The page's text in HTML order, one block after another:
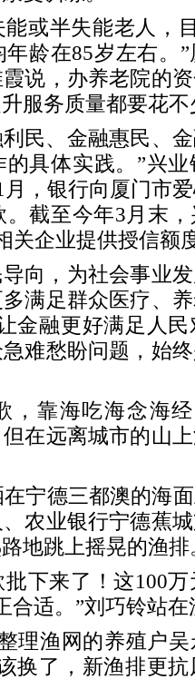
能或半失能老人，
龄在85岁左右。
说，办养老院的
服务质量都要花
民、金融惠民、
具体实践。”兴
，银行向厦门市
。截至今年3月末
关企业提供授信额
向，为社会事业
满足群众医疗、
金融更好满足人
难愁盼问题，始
，靠海吃海念海
在远离城市的山
宁德三都澳的海
农业银行宁德蕉
地跳上摇晃的渔排
下来了！这100
合适。”刘巧铃站
理渔网的养殖户
换了，新渔排更